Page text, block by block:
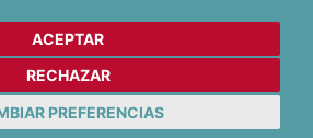
ACEPTAR
RECHAZAR
PREFERENCIAS